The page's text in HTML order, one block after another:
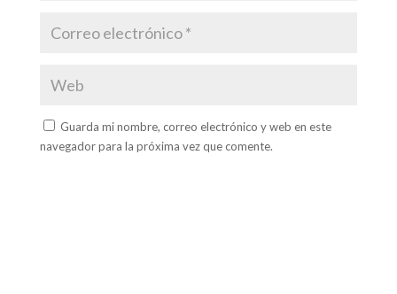
Guarda mi nombre, correo electrónico y web en este
navegador para la próxima vez que comente.